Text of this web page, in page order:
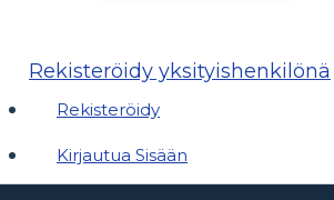
Rekisteröidy yksityishenkilönä
Rekisteröidy
Kirjautua Sisään